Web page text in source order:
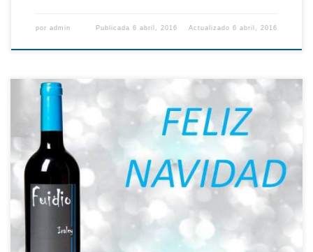
por admin Publicada6 abril, 2016 Actualizado6 abril, 2016